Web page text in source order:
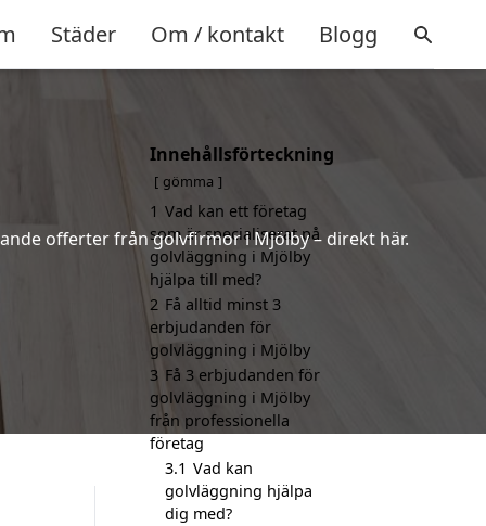
Städer Om / kontakt Blogg
offerter från golvfirmor i Mjölby – direkt här.
Innehållsförteckning
gömma
1 Vad kan ett företag
som är specialiserat på
golvläggning i Mjölby
hjälpa till med?
2 Få alltid minst 3
erbjudanden för
golvläggning i Mjölby
3 Få 3 erbjudanden för
golvläggning i Mjölby
från professionella
företag
3.1 Vad kan
golvläggning hjälpa
dig med?